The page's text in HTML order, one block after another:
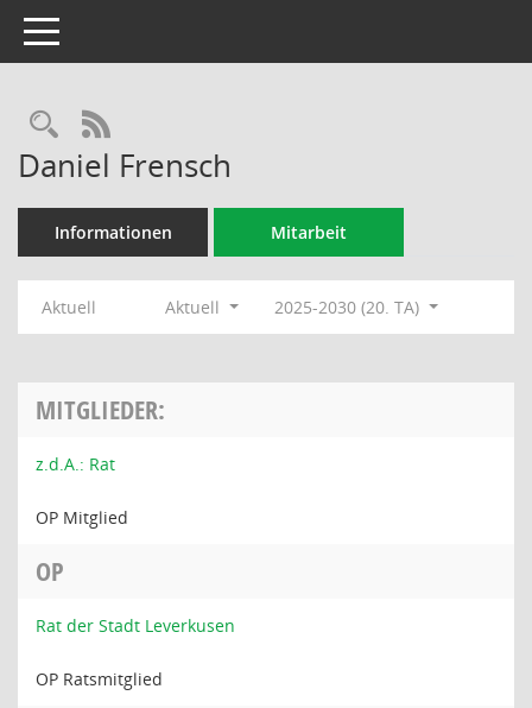
Toggle navigation
Rechercheauswahl
RSS-Feed
Daniel Frensch
Informationen Mitarbeit
Aktuell Aktuell 2025-2030 (20. TA)
MITGLIEDER:
z.d.A.: Rat
OP Mitglied
OP
Rat der Stadt Leverkusen
OP Ratsmitglied